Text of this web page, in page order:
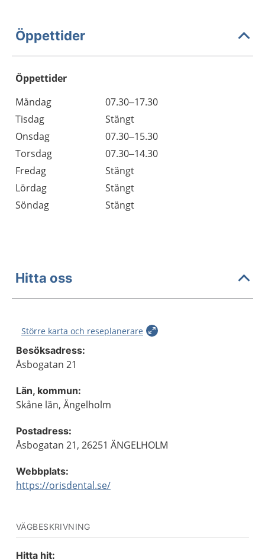
Öppettider
Öppettider
Dag
Öppettider
Kommentarer
Måndag
07.30–17.30
Tisdag
Stängt
Onsdag
07.30–15.30
Torsdag
07.30–14.30
Fredag
Stängt
Lördag
Stängt
Söndag
Stängt
Hitta oss
Större karta och reseplanerare
Besöksadress:
Åsbogatan 21
Län, kommun:
Skåne län, Ängelholm
Postadress:
Åsbogatan 21, 26251 ÄNGELHOLM
Webbplats:
https://orisdental.se/
VÄGBESKRIVNING
Hitta hit: